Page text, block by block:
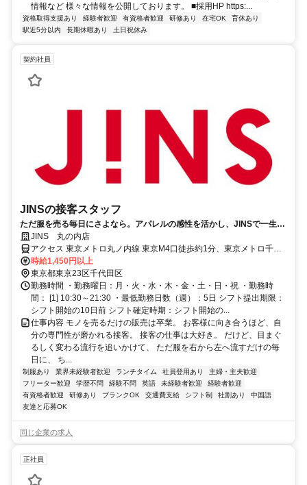
情報など 様々な情報を公開しております。 ■採用HP https:...
資格取得支援あり 経験者歓迎 有資格者歓迎 研修あり 在宅OK
育休あり
駅近5分以内
長期休暇あり 土日祝休み
契約社員
JINSの接客スタッフ
ただ服を売る毎日にさよなら。アパレルの感性を活かし、JINSで一生モ
ノの「専門技術職」へ。
JINS 丸の内店
アクセス 東京メトロ丸ノ内線 東京M4口徒歩約1分、東京メトロ千代
田線/ＪＲ常磐線 二重橋前7番口徒歩約2分、都営三田線 大手町（東京
都）D1口徒歩約3分 東京メトロ丸ノ内線「東京駅」M4口より徒歩(約
2分
時給1,450円以上
東京都東京23区千代田区
勤務時間 ・勤務曜日：月・火・水・木・金・土・日・祝 ・勤務時
間： [1] 10:30～21:30 ・最低勤務日数（週）：5日 シフト提出期限：
シフト開始の10日前 シフト確定時期：シフト開始の...
仕事内容 モノを売るだけの販売は卒業。 お客様に向き合うほど、自
分の専門性が磨かれる接客。 接客の仕事は大好き。 だけど、目まぐ
るしく変わる流行を追いかけて、 ただ服を右から左へ流すだけの毎
日に、 ち...
制服あり 業界未経験者歓迎 ランチタイム 社員登用あり
主婦・主夫歓迎
フリーター歓迎
学歴不問 経験不問 英語 未経験者歓迎
経験者歓迎
有資格者歓迎
研修あり ブランクOK 交通費支給 シフト制 社割あり
中国語
友達と応募OK
同じ企業の求人
正社員